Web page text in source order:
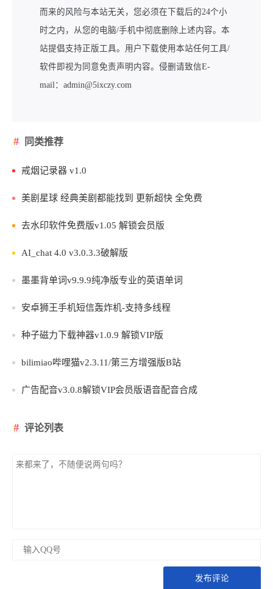
而来的风险与本站无关，您必须在下载后的24个小
时之内，从您的电脑/手机中彻底删除上述内容。本
站提倡支持正版工具。用户下载使用本站任何工具/
软件即视为同意免责声明内容。侵删请致信E-
mail：admin@5ixczy.com
同类推荐
戒烟记录器 v1.0
美剧星球 经典美剧都能找到 更新超快 全免费
去水印软件免费版v1.05 解锁会员版
AI_chat 4.0 v3.0.3.3破解版
墨墨背单词v9.9.9纯净版专业的英语单词
安卓狮王手机短信轰炸机-支持多线程
种子磁力下载神器v1.0.9 解锁VIP版
bilimiao哔哩猫v2.3.11/第三方增强版B站
广告配音v3.0.8解锁VIP会员版语音配音合成
评论列表
发布评论